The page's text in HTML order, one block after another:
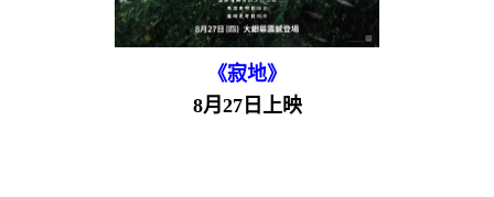
《寂地》
8月27日上映